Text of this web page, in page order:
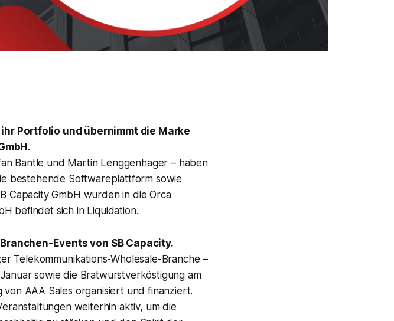
Portfolio und übernimmt die Marke
Bantle und Martin Lenggenhager – haben
bestehende Softwareplattform sowie
Capacity GmbH wurden in die Orca
befindet sich in Liquidation.
Events von SB Capacity.
Telekommunikations-Wholesale-Branche –
sowie die Bratwurstverköstigung am
AAA Sales organisiert und finanziert.
weiterhin aktiv, um die